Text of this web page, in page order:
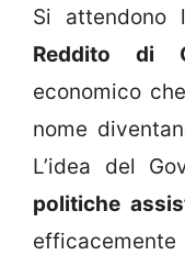
Si attendono
Reddito di
economico
nome
L’idea del
politiche